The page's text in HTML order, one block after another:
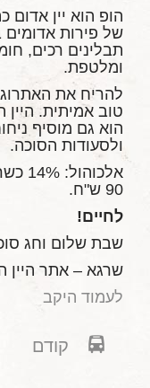
הופ הוא יין אדום
של פירות אדומים
תבלינים רכים,
ומלטפת.
להריח את
טוב אמיתית.
הוא גם מוסיף
ולסעודות הסוכה.
90 ש"ח.
לחיים!
שבת שלום וחג
שרגא – אתר היין
לעמוד היקב
קודם